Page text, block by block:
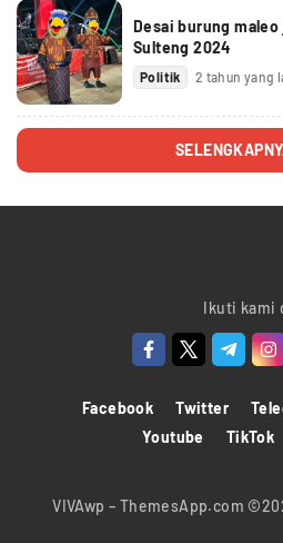
Desai burung
Sulteng 2024
Politik 2 tahun yang
Ikuti kami
Facebook Twitter
Youtube
TikTok
VIVAwp – ThemesApp.com